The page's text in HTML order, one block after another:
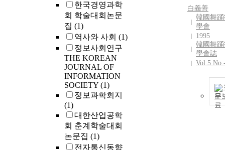
한국경영과학
회 학술대회논문
집 (1)
역사와 사회 (1)
정보사회연구
THE KOREAN
JOURNAL OF
INFORMATION
SOCIETY (1)
정보과학회지
(1)
대한산업공학
회 춘계학술대회
논문집 (1)
전자통신동향
白義善
韓國舞
學會
1995
韓國舞
學會誌
Vol.5
문